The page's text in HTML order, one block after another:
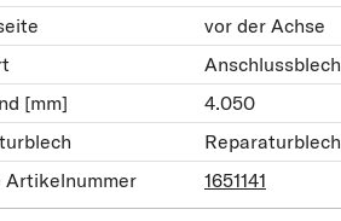
vor der Achse
Anschlussblech
[mm]
4.050
Reparaturblech
Artikelnummer
1651141